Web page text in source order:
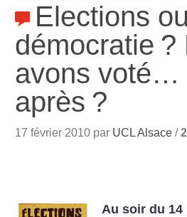
Elections ou
démocratie ?
avons voté…
après ?
17 février 2010 par UCL Alsace /
Au soir du 14